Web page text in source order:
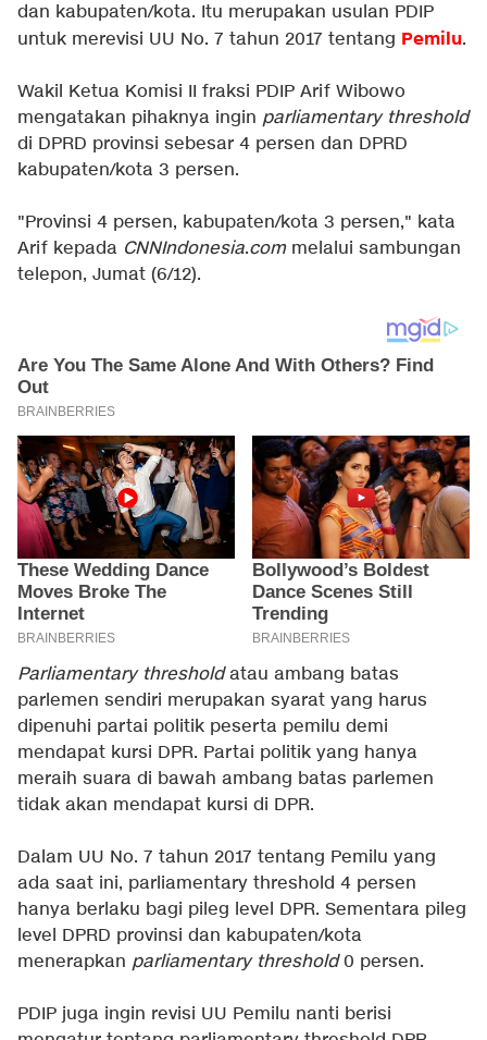
dan kabupaten/kota. Itu merupakan usulan PDIP
untuk merevisi UU No. 7 tahun 2017 tentang Pemilu.
Wakil Ketua Komisi II fraksi PDIP Arif Wibowo
mengatakan pihaknya ingin parliamentary threshold
di DPRD provinsi sebesar 4 persen dan DPRD
kabupaten/kota 3 persen.
"Provinsi 4 persen, kabupaten/kota 3 persen," kata
Arif kepada CNNIndonesia.commelalui sambungan
telepon, Jumat (6/12).
Parliamentary thresholdatau ambang batas
parlemen sendiri merupakan syarat yang harus
dipenuhi partai politik peserta pemilu demi
mendapat kursi DPR. Partai politik yang hanya
meraih suara di bawah ambang batas parlemen
tidak akan mendapat kursi di DPR.
Dalam UU No. 7 tahun 2017 tentang Pemilu yang
ada saat ini, parliamentary threshold 4 persen
hanya berlaku bagi pileg level DPR. Sementara pileg
level DPRD provinsi dan kabupaten/kota
menerapkan parliamentary threshold0 persen.
PDIP juga ingin revisi UU Pemilu nanti berisi